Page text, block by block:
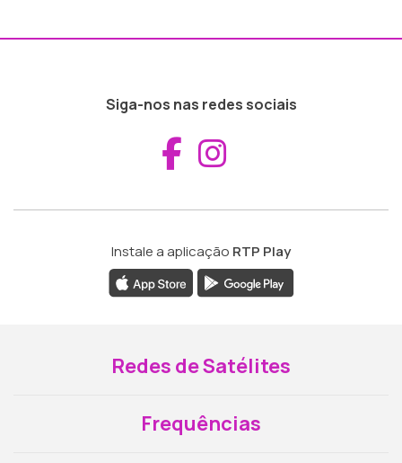
Siga-nos nas redes sociais
Aceder ao
Instale a aplicação RTP Play
Redes de Satélites
Frequências